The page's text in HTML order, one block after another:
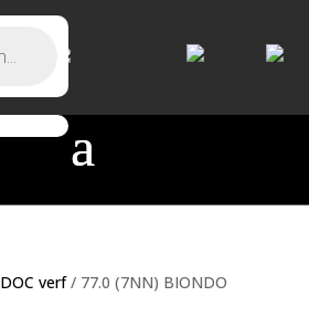
DOC verf/ 77.0 (7NN) BIONDO